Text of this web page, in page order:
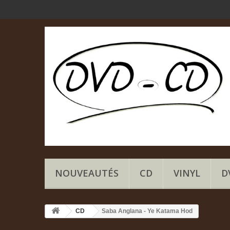
NOUVEAUTÉS CD VINYL
CD Saba Anglana - Ye Katama Hod